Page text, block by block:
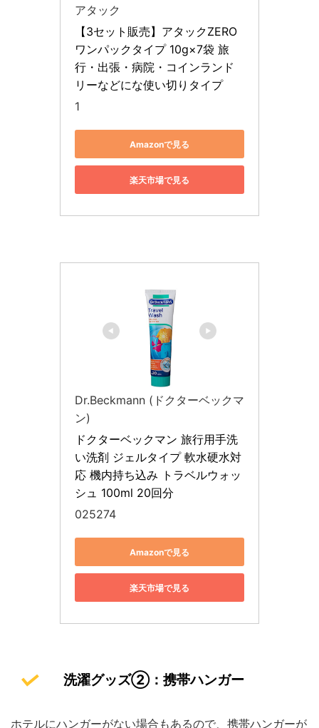
アタック
【3セット販売】アタックZERO
ワンパックタイプ 10g×7袋 旅
行・出張・病院・コインランド
リーなどにな使い切りタイプ
1
Amazonで見る
楽天市場で見る
Dr.Beckmann (ドクターベックマ
ン)
ドクターベックマン 旅行用手洗
い洗剤 ジェルタイプ 軟水硬水対
応 機内持ち込み トラベルウォッ
シュ 100ml 20回分
025274
Amazonで見る
楽天市場で見る
洗濯グッズ②：携帯ハンガー
ホテルにハンガーがない場合もあるので、携帯ハンガーが